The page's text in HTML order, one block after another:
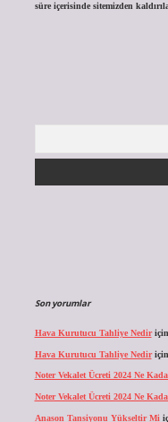
süre içerisinde sitemizden
Son yorumlar
Hava Kurutucu Tahliye Nediriçin
Hava Kurutucu Tahliye Nediriçin
Noter Vekalet Ücreti 2024 Ne
Noter Vekalet Ücreti 2024 Ne
Anason Tansiyonu Yükseltir Mi